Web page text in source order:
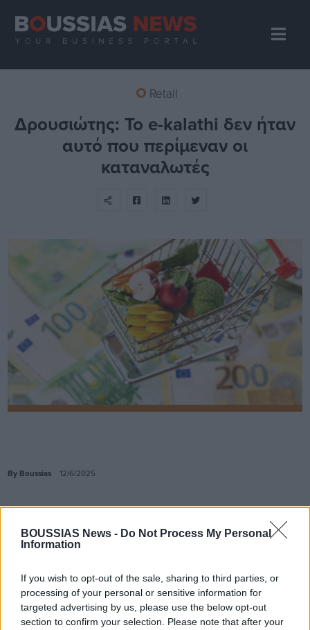
BOUSSIAS News - Do Not Process My Personal
Information
If you wish to opt-out of the sale, sharing to third parties, or
processing of your personal or sensitive information for
targeted advertising by us, please use the below opt-out
section to confirm your selection. Please note that after your
Retail
Δρουσιώτης: Το e-kalathi δεν ήταν
αυτό που περίμεναν οι
καταναλωτές
By Boussias 12/6/2025
ανταποκρίθηκε στις προσδοκίες των καταναλωτών,
ανέφερε ο πρόεδρος του Συνδέσμου Καταναλωτών,
του στο κρατικό ραδιόφωνο. Όπως επεσήμανε, ενώ
αρχικά είχε ανακοινωθεί ότι η εφαρμογή θα περιλάμβανε
περίπου 3.000 προϊόντα, στην παρούσα φάση καλύπτει
μόλις 478.